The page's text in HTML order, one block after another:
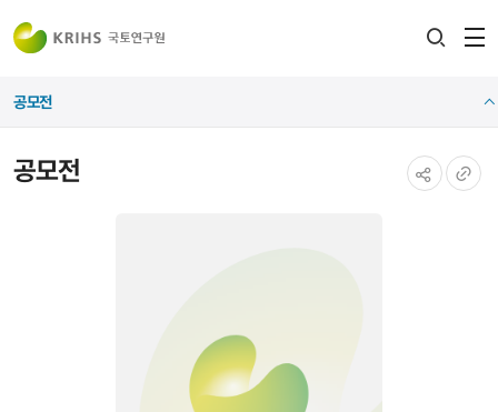
공모전
공모전